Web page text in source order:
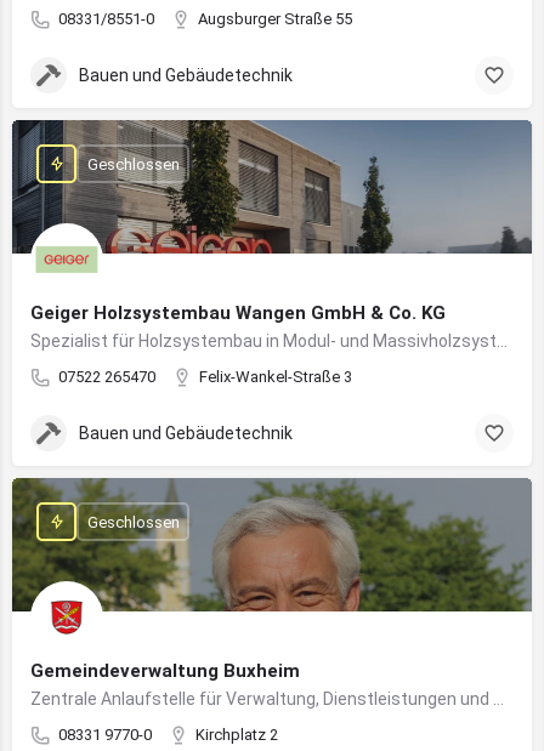
08331/8551-0 Augsburger Straße 55
Bauen und Gebäudetechnik
Geiger Holzsystembau Wangen GmbH & Co. KG
07522 265470 Felix-Wankel-Straße 3
Geschlossen
Bauen und Gebäudetechnik
Gemeindeverwaltung Buxheim
08331 9770-0 Kirchplatz 2
Geschlossen